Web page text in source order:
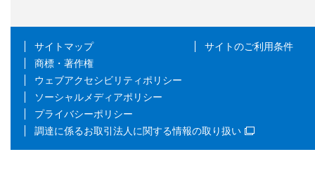
サイトマップ
サイトのご利用条件
商標・著作権
ウェブアクセシビリティポリシー
ソーシャルメディアポリシー
プライバシーポリシー
調達に係るお取引法人に関する情報の取り扱い